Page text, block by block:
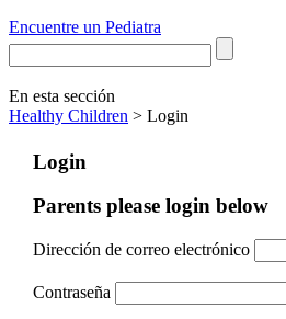
Encuentre un Pediatra
En esta sección
Healthy Children > Login
Login
Parents please login below
Dirección de correo electrónico
Contraseña